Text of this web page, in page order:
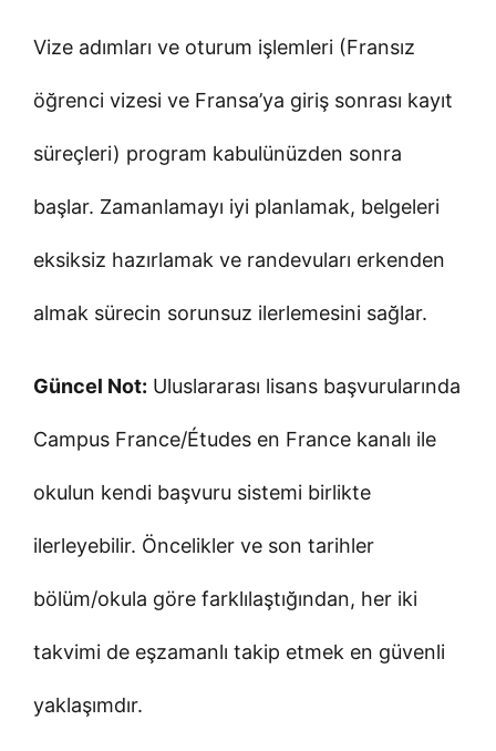
Vize adımları ve oturum işlemleri (Fransız
öğrenci vizesi ve Fransa’ya giriş sonrası kayıt
süreçleri) program kabulünüzden sonra
başlar. Zamanlamayı iyi planlamak, belgeleri
eksiksiz hazırlamak ve randevuları erkenden
almak sürecin sorunsuz ilerlemesini sağlar.
Güncel Not: Uluslararası lisans başvurularında
Campus France/Études en France kanalı ile
okulun kendi başvuru sistemi birlikte
ilerleyebilir. Öncelikler ve son tarihler
bölüm/okula göre farklılaştığından, her iki
takvimi de eşzamanlı takip etmek en güvenli
yaklaşımdır.